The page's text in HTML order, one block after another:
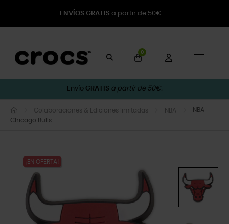
ENVÍOS GRATIS a partir de 50€
0
☰
Envío GRATIS a partir de 50€.
Colaboraciones & Ediciones limitadas NBA
NBA
Chicago Bulls
¡EN OFERTA!